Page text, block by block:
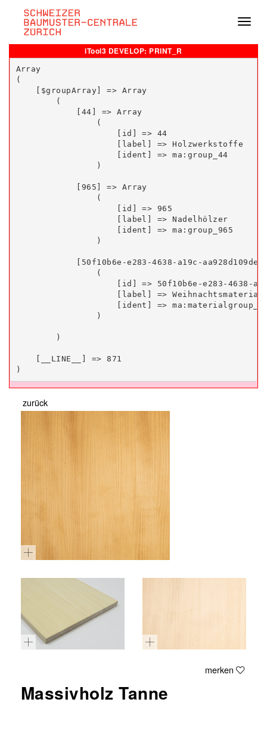
iTool3 DEVELOP: PRINT_R
Array
(
    [$groupArray] => Array
        (
            [44] => Array
                (
                    [id] => 44
                    [label] => Holzwerkstoffe
                    [ident] => ma:group_44
                )
            [965] => Array
                (
                    [id] => 965
                    [label] => Nadelhölzer
                    [ident] => ma:group_965
                )
[50f10b6e-e283-4638-a19c-
                (
[id] => 50f10b6e-e283-4638-
[label] =>
[ident] =>
                )
        )
    [__LINE__] => 871
zurück
merken
Massivholz Tanne